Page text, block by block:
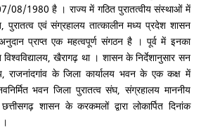
08/1980 है । राज्य में गठित पुरातत्वीय संस्थाओं में
एवं संग्रहालय तात्कालीन मध्य प्रदेश शासन
अनुदान प्राप्त एक महत्वपूर्ण संगठन है । पूर्व में इनका
खैरागढ़ था । शासन के निर्देशानुसार सन
के जिला कार्यालय भवन के एक कक्ष में
भवन जिला पुरातत्व संघ, संग्रहालय माननीय
शासन के करकमलों द्वारा लोकार्पित दिनांक